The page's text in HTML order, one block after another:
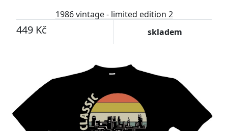
1986 vintage - limited edition 2
449 Kč skladem